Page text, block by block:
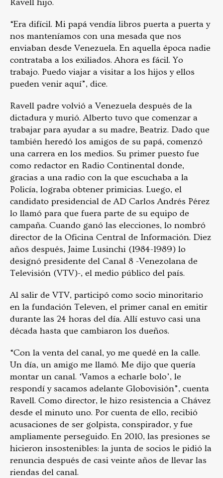
Ravell hijo.
“Era difícil. Mi papá vendía libros puerta a puerta y
nos manteníamos con una mesada que nos
enviaban desde Venezuela. En aquella época nadie
contrataba a los exiliados. Ahora es fácil. Yo
trabajo. Puedo viajar a visitar a los hijos y ellos
pueden venir aquí”, dice.
Ravell padre volvió a Venezuela después de la
dictadura y murió. Alberto tuvo que comenzar a
trabajar para ayudar a su madre, Beatriz. Dado que
también heredó los amigos de su papá, comenzó
una carrera en los medios. Su primer puesto fue
como redactor en Radio Continental donde,
gracias a una radio con la que escuchaba a la
Policía, lograba obtener primicias. Luego, el
candidato presidencial de AD Carlos Andrés Pérez
lo llamó para que fuera parte de su equipo de
campaña. Cuando ganó las elecciones, lo nombró
director de la Oficina Central de Información. Diez
años después, Jaime Lusinchi (1984-1989) lo
designó presidente del Canal 8 -Venezolana de
Televisión (VTV)-, el medio público del país.
Al salir de VTV, participó como socio minoritario
en la fundación Televen, el primer canal en emitir
durante las 24 horas del día. Allí estuvo casi una
década hasta que cambiaron los dueños.
“Con la venta del canal, yo me quedé en la calle.
Un día, un amigo me llamó. Me dijo que quería
montar un canal. ‘Vamos a echarle bolo’, le
respondí y sacamos adelante Globovisión”, cuenta
Ravell. Como director, le hizo resistencia a Chávez
desde el minuto uno. Por cuenta de ello, recibió
acusaciones de ser golpista, conspirador, y fue
ampliamente perseguido. En 2010, las presiones se
hicieron insostenibles: la junta de socios le pidió la
renuncia después de casi veinte años de llevar las
riendas del canal.